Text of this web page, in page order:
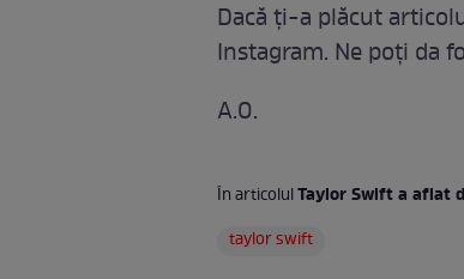
Dacă ți-a plăcut
Instagram. Ne poți da
A.O.
În articolulTaylor Swift a aflat
taylor swift